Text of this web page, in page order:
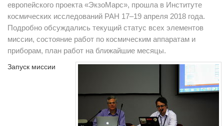
европейского проекта «ЭкзоМарс», прошла в Институте
космических исследований РАН 17–19 апреля 2018 года.
Подробно обсуждались текущий статус всех элементов
миссии, состояние работ по космическим аппаратам и
приборам, план работ на ближайшие месяцы.
Запуск миссии